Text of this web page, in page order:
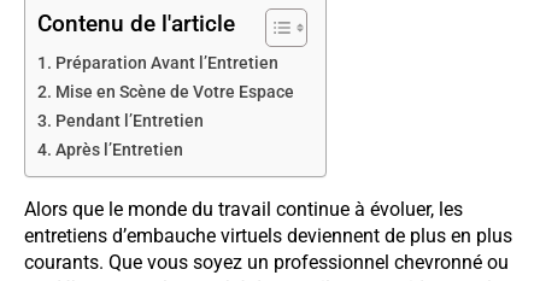
Contenu de l'article
Préparation Avant l’Entretien
Mise en Scène de Votre Espace
Pendant l’Entretien
Après l’Entretien
Alors que le monde du travail continue à évoluer, les
entretiens d’embauche virtuels deviennent de plus en plus
courants. Que vous soyez un professionnel chevronné ou